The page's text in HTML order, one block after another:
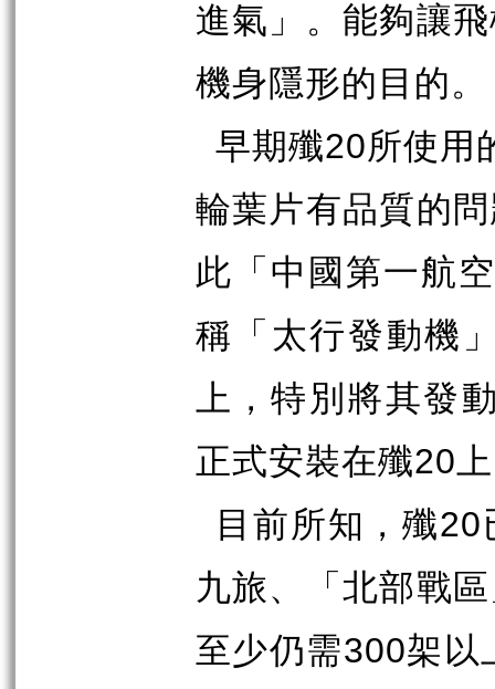
進氣」。能夠讓
機身隱形的目的。
早期殲20所使用
輪葉片有品質的
此「中國第一航
稱「太行發動機
上，特別將其發
正式安裝在殲20
目前所知，殲20
九旅、「北部戰
至少仍需300架以